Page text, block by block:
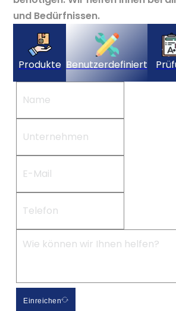
und Bedürfnissen.
Produkte Benutzerdefiniert
Einreichen